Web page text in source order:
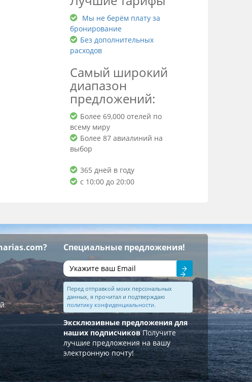
Мы не берём плату за
бронирование
Без дополнительных
расходов
Самый широкий
диапазон
предложений:
Более 69,000 отелей по
всему миру
Более 87 авиалиний на
выбор
365 дней в году
с 10:00 до 20:00
Специальные предложения!
Отправить
Перед отправкой моих персональных
данных, я прочитал и подтверждаю
политику конфиденциальности.
Эксклюзивные предложения для
наших подписчиковПолучите
лучшие предложения на вашу
электронную почту!